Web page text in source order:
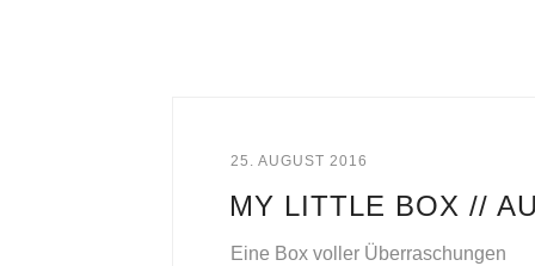
25. AUGUST 2016
MY LITTLE BOX //
Eine Box voller Überraschungen